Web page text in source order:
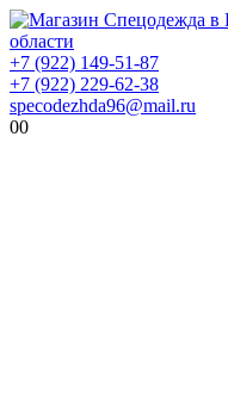
+7 (922) 149-51-87
+7 (922) 229-62-38
specodezhda96@mail.ru
00